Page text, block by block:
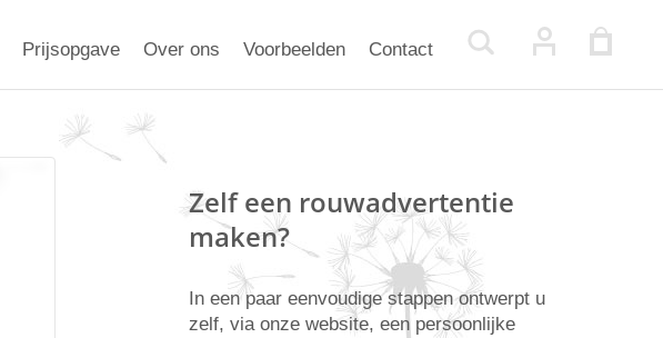
Prijsopgave Over ons Voorbeelden Contact
Zelf een rouwadvertentie
maken?
In een paar eenvoudige stappen ontwerpt u
zelf, via onze website, een persoonlijke